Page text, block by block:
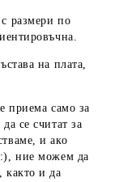
размери по
на плата,
приема само за
се считат за
и ако
ние можем да
както и да